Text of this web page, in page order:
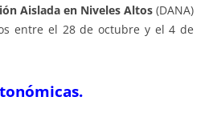
Aislada en Niveles Altos (DANA)
entre el 28 de octubre y el 4 de